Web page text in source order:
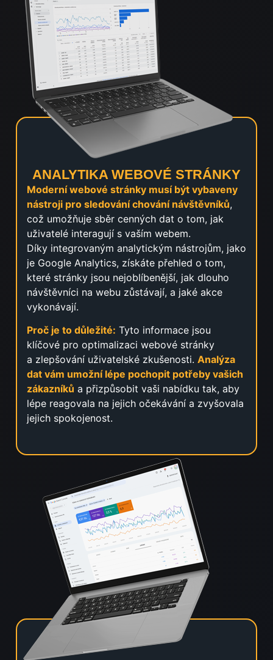
ANALYTIKA WEBOVÉ STRÁNKY
Moderní webové stránky musí být vybaveny
nástroji pro sledování chování návštěvníků,
což umožňuje sběr cenných dat o tom, jak
uživatelé interagují s vaším webem.
Díky integrovaným analytickým nástrojům, jako
je Google Analytics, získáte přehled o tom,
které stránky jsou nejoblíbenější, jak dlouho
návštěvníci na webu zůstávají, a jaké akce
vykonávají.
Proč je to důležité: Tyto informace jsou
klíčové pro optimalizaci webové stránky
a zlepšování uživatelské zkušenosti. Analýza
dat vám umožní lépe pochopit potřeby vašich
zákazníků a přizpůsobit vaši nabídku tak, aby
lépe reagovala na jejich očekávání a zvyšovala
jejich spokojenost.